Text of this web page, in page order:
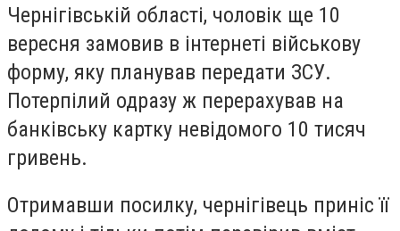
Чернігівській області, чоловік ще 10
вересня замовив в інтернеті військову
форму, яку планував передати ЗСУ.
Потерпілий одразу ж перерахував на
банківську картку невідомого 10 тисяч
гривень.
Отримавши посилку, чернігівець приніс її